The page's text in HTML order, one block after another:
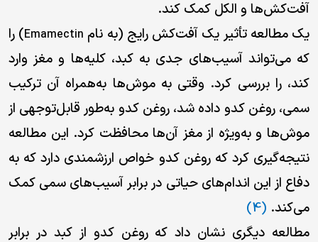
آفت‌کش‌ها و الکل کمک کند.
یک مطالعه تأثیر یک آفت‌کش رایج (به نام Emamectin) را
که می‌تواند آسیب‌های جدی به کبد، کلیه‌ها و مغز وارد
کند، را بررسی کرد. وقتی به موش‌ها به‌همراه آن ترکیب
سمی، روغن کدو داده شد، روغن کدو به‌طور قابل‌توجهی از
موش‌ها و به‌ویژه از مغز آن‌ها محافظت کرد. این مطالعه
نتیجه‌گیری کرد که روغن کدو خواص ارزشمندی دارد که به
دفاع از این اندام‌های حیاتی در برابر آسیب‌های سمی کمک
می‌کند. (4)
مطالعه دیگری نشان داد که روغن کدو از کبد در برابر